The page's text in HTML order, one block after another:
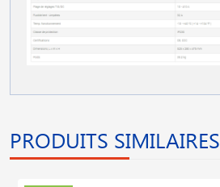
PRODUITS SIMILAIRES